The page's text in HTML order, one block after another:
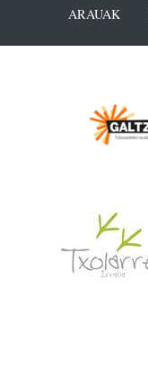
ARAUAK